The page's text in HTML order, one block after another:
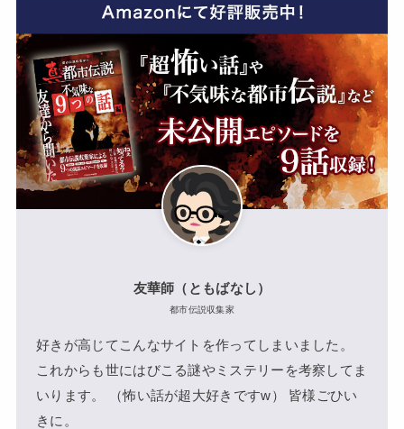
友華師（ともばなし）
都市伝説収集家
好きが高じてこんなサイトを作ってしまいました。
これからも世にはびこる謎やミステリーを考察してま
いります。 （怖い話が超大好きですw） 皆様ごひい
きに。